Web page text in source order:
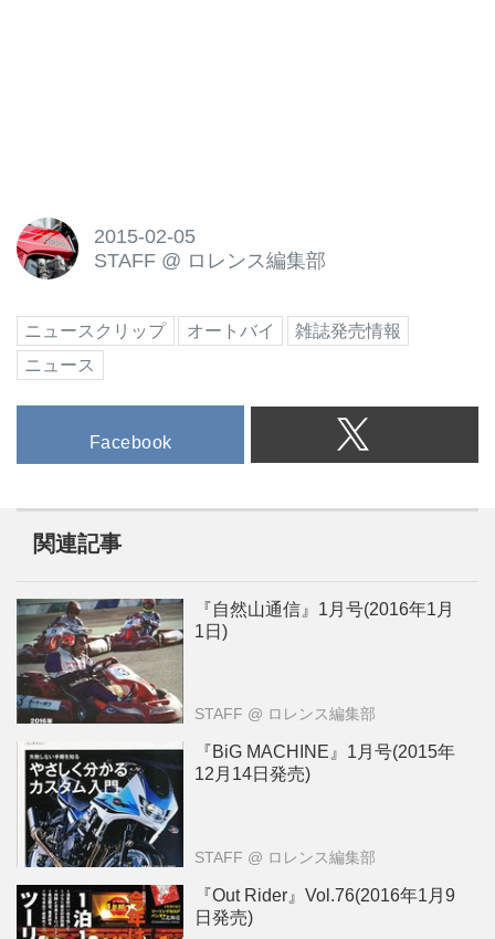
2015-02-05
STAFF @ ロレンス編集部
ニュースクリップ オートバイ
雑誌発売情報
ニュース
Facebook
関連記事
『自然山通信』1月号(2016年1月
1日)
STAFF @ ロレンス編集部
『BiG MACHINE』1月号(2015年
12月14日発売)
STAFF @ ロレンス編集部
『Out Rider』Vol.76(2016年1月9
日発売)